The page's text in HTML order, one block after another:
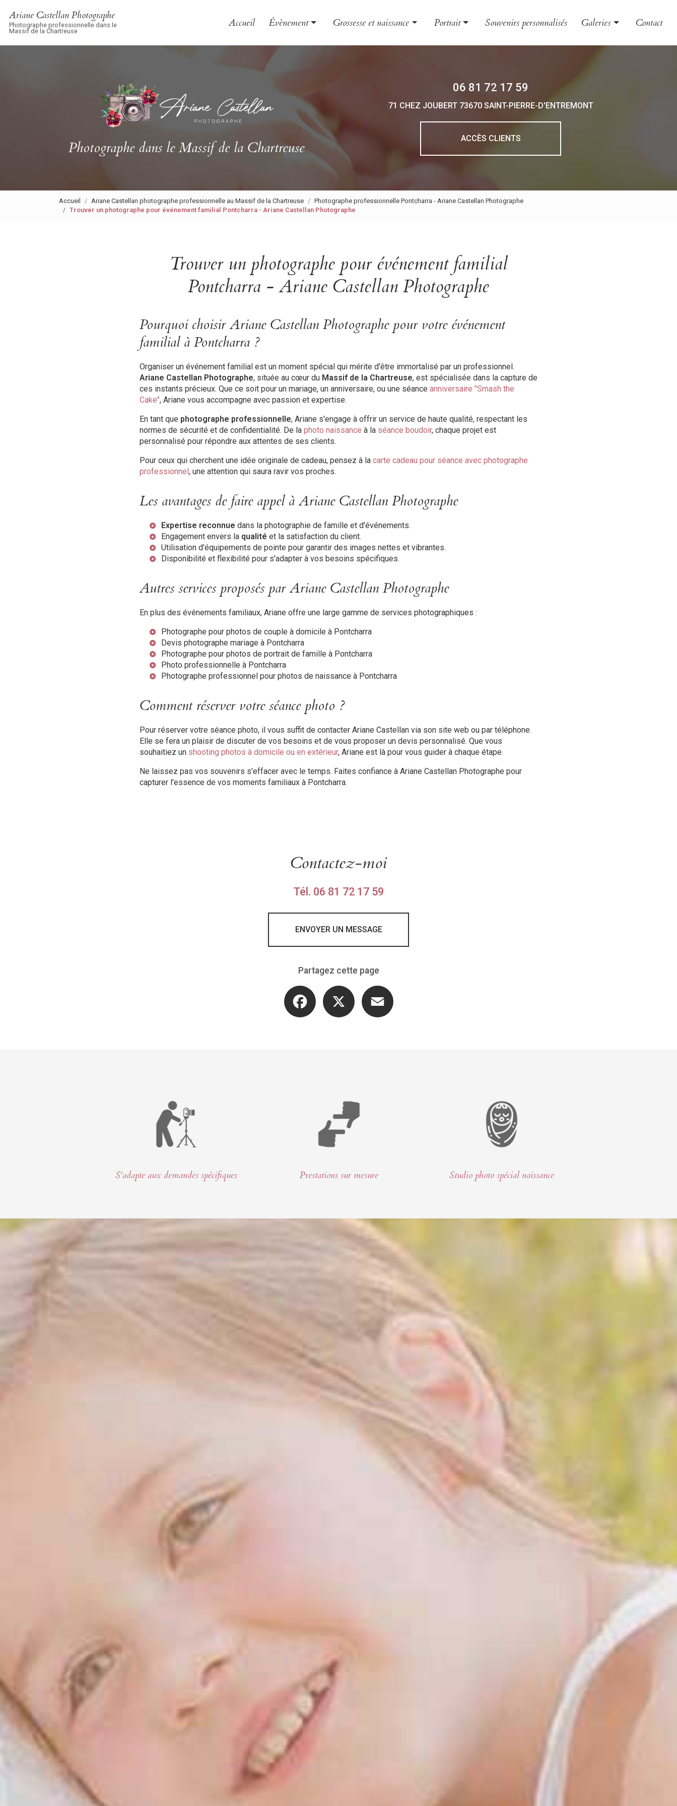
contenu
Ariane Castellan Photographe
Photographe professionnelle dans le
Massif de la Chartreuse
Accueil Évènement
Mariage
Grossesse et naissance Portrait
Book et boudoir
Photo d'entreprise
Souvenirs personnalisés Galeries Contact
Photographe dans le Massif de la Chartreuse
06 81 72 17 59
71 CHEZ JOUBERT 73670 SAINT-PIERRE-D'ENTREMONT
ACCÈS CLIENTS
Accueil Ariane Castellan photographe professionnelle au Massif de la Chartreuse
Photographe professionnelle Pontcharra - Ariane Castellan Photographe
Trouver un photographe pour événement familial Pontcharra - Ariane Castellan Photographe
Trouver un photographe pour événement familial
Pontcharra - Ariane Castellan Photographe
Pourquoi choisir Ariane Castellan Photographe pour votre événement
familial à Pontcharra ?
Organiser un événement familial est un moment spécial qui mérite d'être immortalisé par un professionnel.
Ariane Castellan Photographe, située au cœur du Massif de la Chartreuse, est spécialisée dans la capture de
ces instants précieux. Que ce soit pour un mariage, un anniversaire, ou une séance anniversaire "Smash the
Cake", Ariane vous accompagne avec passion et expertise.
En tant que photographe professionnelle, Ariane s'engage à offrir un service de haute qualité, respectant les
normes de sécurité et de confidentialité. De la photo naissance à la séance boudoir, chaque projet est
personnalisé pour répondre aux attentes de ses clients.
Pour ceux qui cherchent une idée originale de cadeau, pensez à la carte cadeau pour séance avec photographe
professionnel, une attention qui saura ravir vos proches.
Les avantages de faire appel à Ariane Castellan Photographe
Expertise reconnue dans la photographie de famille et d'événements.
Engagement envers la qualité et la satisfaction du client.
Utilisation d'équipements de pointe pour garantir des images nettes et vibrantes.
Disponibilité et flexibilité pour s'adapter à vos besoins spécifiques.
Autres services proposés par Ariane Castellan Photographe
En plus des événements familiaux, Ariane offre une large gamme de services photographiques :
Photographe pour photos de couple à domicile à Pontcharra
Devis photographe mariage à Pontcharra
Photographe pour photos de portrait de famille à Pontcharra
Photo professionnelle à Pontcharra
Photographe professionnel pour photos de naissance à Pontcharra
Comment réserver votre séance photo ?
Pour réserver votre séance photo, il vous suffit de contacter Ariane Castellan via son site web ou par téléphone.
Elle se fera un plaisir de discuter de vos besoins et de vous proposer un devis personnalisé. Que vous
souhaitiez un shooting photos à domicile ou en extérieur, Ariane est là pour vous guider à chaque étape.
Ne laissez pas vos souvenirs s'effacer avec le temps. Faites confiance à Ariane Castellan Photographe pour
capturer l'essence de vos moments familiaux à Pontcharra.
Contactez-moi
Tél. 06 81 72 17 59
ENVOYER UN MESSAGE
Partagez cette page
Facebook
S'adapte aux demandes spécifiques Prestations sur mesure Studio photo spécial naissance